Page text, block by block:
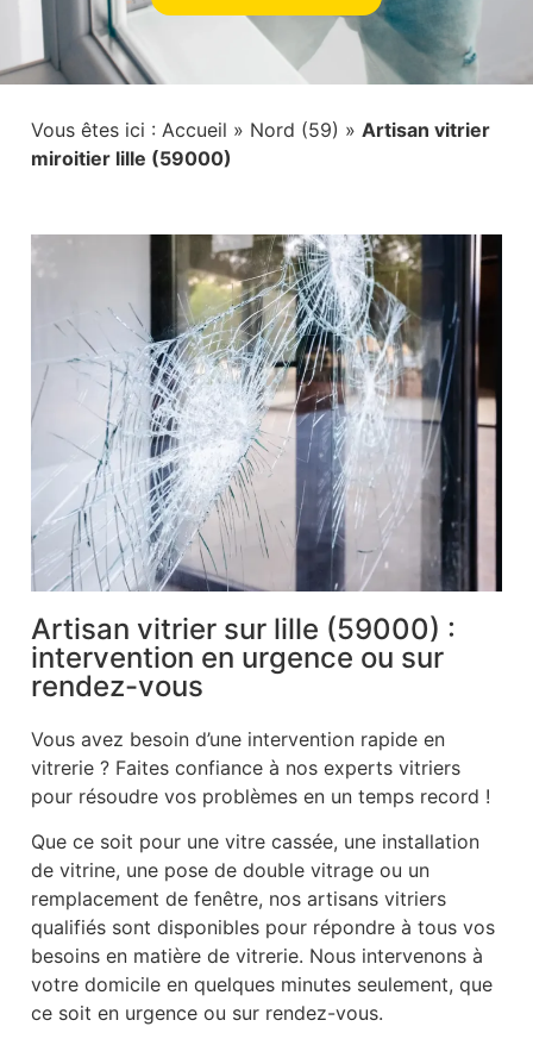
Vous êtes ici : Accueil » Nord (59) » Artisan vitrier
miroitier lille (59000)
Artisan vitrier sur lille (59000) :
intervention en urgence ou sur
rendez-vous
Vous avez besoin d’une intervention rapide en
vitrerie ? Faites confiance à nos experts vitriers
pour résoudre vos problèmes en un temps record !
Que ce soit pour une vitre cassée, une installation
de vitrine, une pose de double vitrage ou un
remplacement de fenêtre, nos artisans vitriers
qualifiés sont disponibles pour répondre à tous vos
besoins en matière de vitrerie. Nous intervenons à
votre domicile en quelques minutes seulement, que
ce soit en urgence ou sur rendez-vous.